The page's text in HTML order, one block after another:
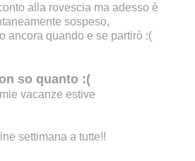
alla rovescia ma adesso è
sospeso,
ancora quando e se partirò :(
so quanto :(
vacanze estive
settimana a tutte!!